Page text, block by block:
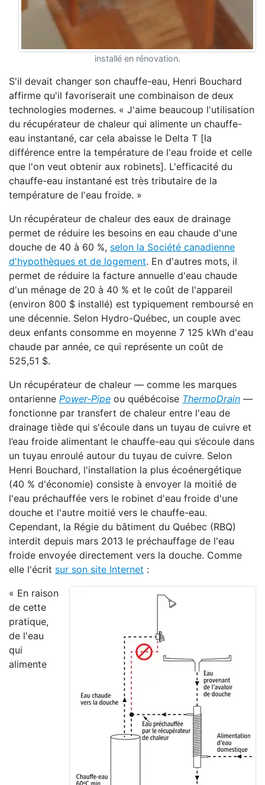
installé en rénovation.
S'il devait changer son chauffe-eau, Henri Bouchard
affirme qu'il favoriserait une combinaison de deux
technologies modernes. « J'aime beaucoup l'utilisation
du récupérateur de chaleur qui alimente un chauffe-
eau instantané, car cela abaisse le Delta T [la
différence entre la température de l'eau froide et celle
que l'on veut obtenir aux robinets]. L'efficacité du
chauffe-eau instantané est très tributaire de la
température de l'eau froide. »
Un récupérateur de chaleur des eaux de drainage
permet de réduire les besoins en eau chaude d'une
douche de 40 à 60 %, selon la Société canadienne
d'hypothèques et de logement. En d'autres mots, il
permet de réduire la facture annuelle d'eau chaude
d'un ménage de 20 à 40 % et le coût de l'appareil
(environ 800 $ installé) est typiquement remboursé en
une décennie. Selon Hydro-Québec, un couple avec
deux enfants consomme en moyenne 7 125 kWh d'eau
chaude par année, ce qui représente un coût de
525,51 $.
Un récupérateur de chaleur — comme les marques
ontarienne Power-Pipe ou québécoise ThermoDrain —
fonctionne par transfert de chaleur entre l'eau de
drainage tiède qui s'écoule dans un tuyau de cuivre et
l’eau froide alimentant le chauffe-eau qui s’écoule dans
un tuyau enroulé autour du tuyau de cuivre. Selon
Henri Bouchard, l'installation la plus écoénergétique
(40 % d'économie) consiste à envoyer la moitié de
l'eau préchauffée vers le robinet d'eau froide d'une
douche et l'autre moitié vers le chauffe-eau.
Cependant, la Régie du bâtiment du Québec (RBQ)
interdit depuis mars 2013 le préchauffage de l'eau
froide envoyée directement vers la douche. Comme
elle l'écrit sur son site Internet :
« En raison
de cette
pratique,
de l'eau
qui
alimente